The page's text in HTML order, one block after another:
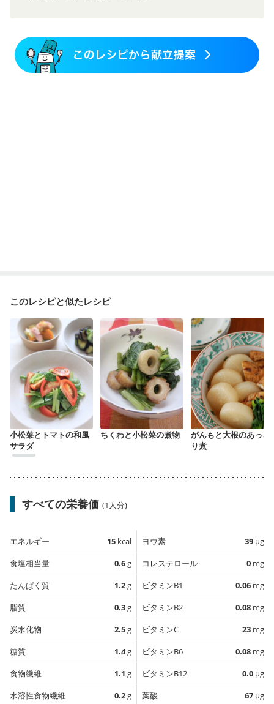
このレシピと似たレシピ
小松菜とトマトの和風
サラダ
ちくわと小松菜の煮物
がんもと大根のあっさ
り煮
すべての栄養価 (1人分)
エネルギー 15 kcal
食塩相当量
0.6g
たんぱく質
1.2g
脂質
0.3g
炭水化物
2.5g
糖質
1.4g
食物繊維
1.1 g
水溶性食物繊維
0.2g
ヨウ素 39 µg
コレステロール
0 mg
ビタミンB1
0.06 mg
ビタミンB2
0.08 mg
ビタミンC
23 mg
ビタミンB6
0.08 mg
ビタミンB12
0.0 µg
葉酸
67 µg